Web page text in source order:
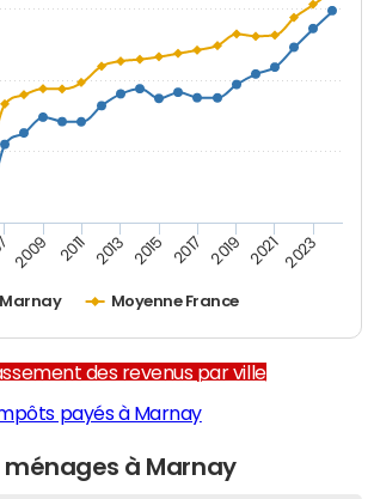
Marnay Moyenne France
2009 2011 2013 2015 2017 2019 2021 2023
des revenus par ville
payés à Marnay
ménages à Marnay